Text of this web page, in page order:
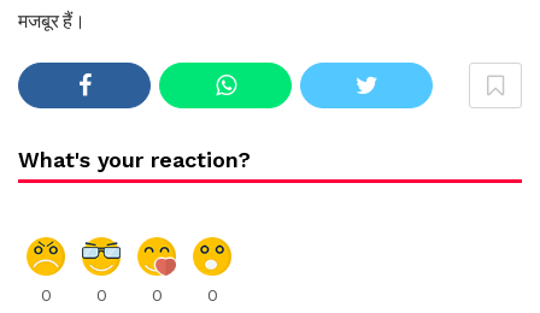
मजबूर हैं।
What's your reaction?
0 0 0 0